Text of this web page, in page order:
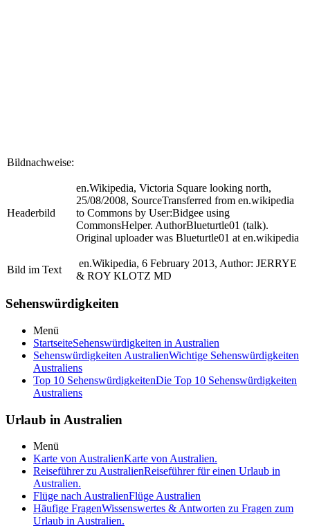
Bildnachweise:
Headerbild
en.Wikipedia, Victoria Square looking north,
25/08/2008, SourceTransferred from en.wikipedia
to Commons by User:Bidgee using
CommonsHelper. AuthorBlueturtle01 (talk).
Original uploader was Blueturtle01 at en.wikipedia
Bild im Text
en.Wikipedia, 6 February 2013, Author: JERRYE
& ROY KLOTZ MD
Sehenswürdigkeiten
Menü
StartseiteSehenswürdigkeiten in Australien
Sehenswürdigkeiten AustralienWichtige Sehenswürdigkeiten
Australiens
Top 10 SehenswürdigkeitenDie Top 10 Sehenswürdigkeiten
Australiens
Urlaub in Australien
Menü
Karte von AustralienKarte von Australien.
Reiseführer zu AustralienReiseführer für einen Urlaub in
Australien.
Flüge nach AustralienFlüge Australien
Häufige FragenWissenswertes & Antworten zu Fragen zum
Urlaub in Australien.